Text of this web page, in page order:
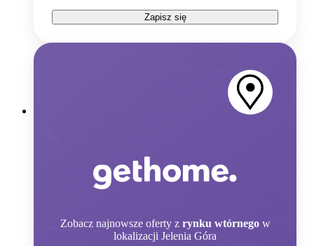
Zapisz się
Zobacz najnowsze oferty z rynku wtórnego w
lokalizacji Jelenia Góra